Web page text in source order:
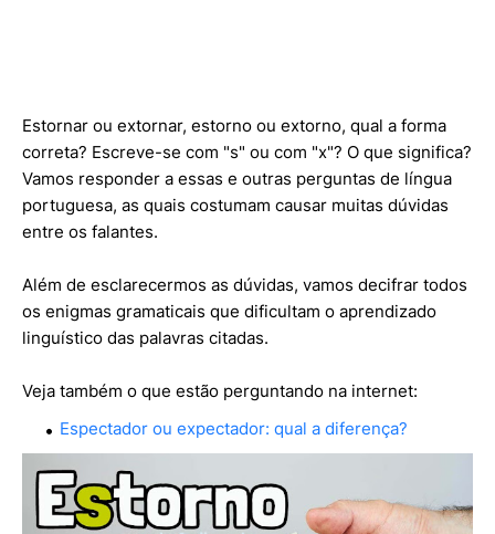
Estornar ou extornar, estorno ou extorno, qual a forma
correta? Escreve-se com "s" ou com "x"? O que significa?
Vamos responder a essas e outras perguntas de língua
portuguesa, as quais costumam causar muitas dúvidas
entre os falantes.
Além de esclarecermos as dúvidas, vamos decifrar todos
os enigmas gramaticais que dificultam o aprendizado
linguístico das palavras citadas.
Veja também o que estão perguntando na internet:
Espectador ou expectador: qual a diferença?